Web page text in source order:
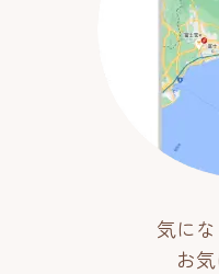
気に
お